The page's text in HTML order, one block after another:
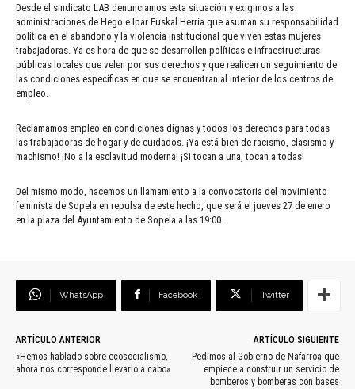
Desde el sindicato LAB denunciamos esta situación y exigimos a las
administraciones de Hego e Ipar Euskal Herria que asuman su responsabilidad
política en el abandono y la violencia institucional que viven estas mujeres
trabajadoras. Ya es hora de que se desarrollen políticas e infraestructuras
públicas locales que velen por sus derechos y que realicen un seguimiento de
las condiciones específicas en que se encuentran al interior de los centros de
empleo.
Reclamamos empleo en condiciones dignas y todos los derechos para todas
las trabajadoras de hogar y de cuidados. ¡Ya está bien de racismo, clasismo y
machismo! ¡No a la esclavitud moderna! ¡Si tocan a una, tocan a todas!
Del mismo modo, hacemos un llamamiento a la convocatoria del movimiento
feminista de Sopela en repulsa de este hecho, que será el jueves 27 de enero
en la plaza del Ayuntamiento de Sopela a las 19:00.
WhatsApp Facebook Twitter
ARTÍCULO ANTERIOR
«Hemos hablado sobre ecosocialismo,
ahora nos corresponde llevarlo a cabo»
ARTÍCULO SIGUIENTE
Pedimos al Gobierno de Nafarroa que
empiece a construir un servicio de
bomberos y bomberas con bases